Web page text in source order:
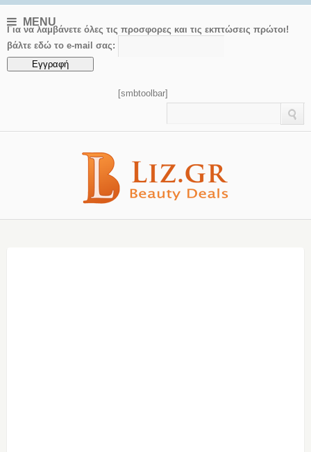
MENU
Για να λαμβάνετε όλες τις προσφορες και τις εκπτώσεις πρώτοι!
βάλτε εδώ το e-mail σας:
[smbtoolbar]